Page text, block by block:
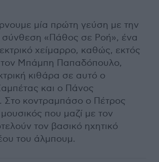
μία πρώτη γεύση με την
«Πάθος σε Ροή», ένα
χείμαρρο, καθώς, εκτός
τον Μπάμπη Παπαδόπουλο,
κιθάρα σε αυτό ο
και ο Πάνος
Στο κοντραμπάσο ο Πέτρος
που μαζί με τον
τον βασικό ηχητικό
του άλμπουμ.